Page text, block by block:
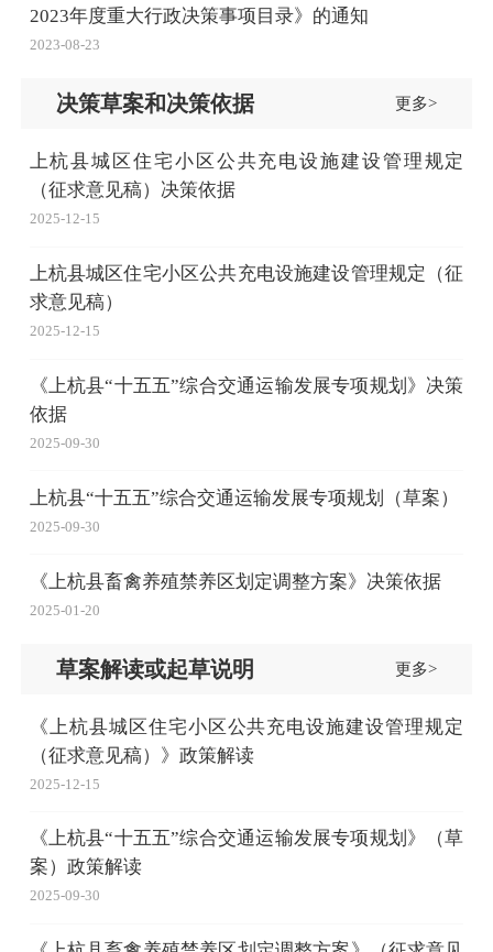
2023年度重大行政决策事项目录》的通知
2023-08-23
决策草案和决策依据 更多>
上杭县城区住宅小区公共充电设施建设管理规定
（征求意见稿）决策依据
2025-12-15
上杭县城区住宅小区公共充电设施建设管理规定（征
求意见稿）
2025-12-15
《上杭县“十五五”综合交通运输发展专项规划》决策
依据
2025-09-30
上杭县“十五五”综合交通运输发展专项规划（草案）
2025-09-30
《上杭县畜禽养殖禁养区划定调整方案》决策依据
2025-01-20
草案解读或起草说明 更多>
《上杭县城区住宅小区公共充电设施建设管理规定
（征求意见稿）》政策解读
2025-12-15
《上杭县“十五五”综合交通运输发展专项规划》（草
案）政策解读
2025-09-30